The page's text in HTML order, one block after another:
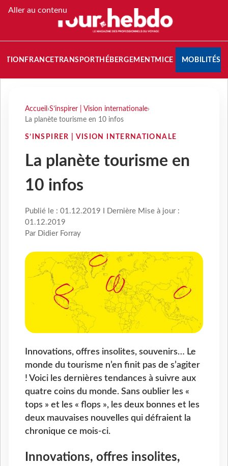
Aller au contenu
FRANCETRANSPORT HÉBERGEMENTMICE MOBILITÉS
Accueil ›S’inspirer | Vision internationale›
La planète tourisme en 10 infos
S’INSPIRER | VISION INTERNATIONALE
La planète tourisme en
10 infos
Publié le : 01.12.2019 I Dernière Mise à jour :
01.12.2019
Par Didier Forray
Innovations, offres insolites, souvenirs… Le
monde du tourisme n’en finit pas de s’agiter
! Voici les dernières tendances à suivre aux
quatre coins du monde. Sans oublier les «
tops » et les « flops », les deux bonnes et les
deux mauvaises nouvelles qui défraient la
chronique ce mois-ci.
Innovations, offres insolites,